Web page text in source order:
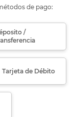
de pago:
/
Tarjeta de Débito